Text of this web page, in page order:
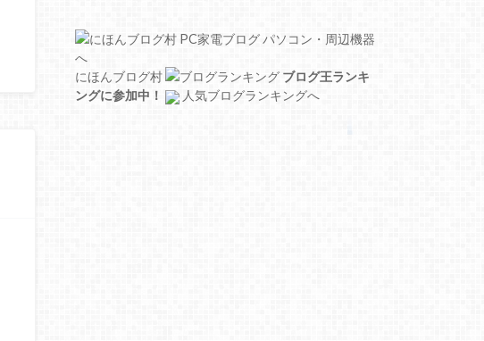
にほんブログ村
ブログ王ランキ
ングに参加中！
人気ブログランキングへ